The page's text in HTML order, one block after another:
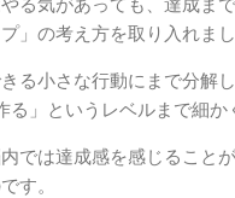
」の考え方を取り入れまし
る小さな行動にまで分解
る」というレベルまで細か
では達成感を感じること
す。